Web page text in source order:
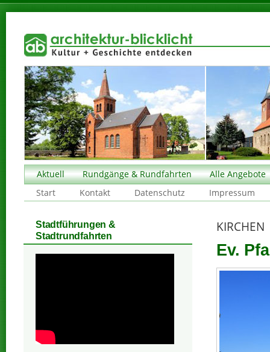
Aktuell Rundgänge & Rundfahrten
Alle Angebote
Start
Kontakt Datenschutz Impressum
KIRCHEN
Ev.
Stadtführungen &
Stadtrundfahrten